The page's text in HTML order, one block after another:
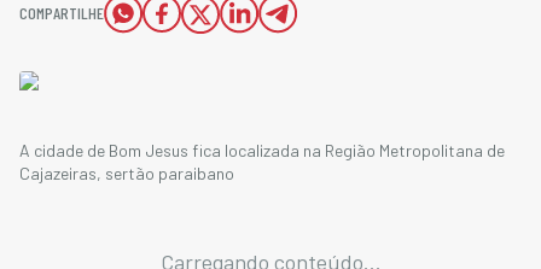
COMPARTILHE
A cidade de Bom Jesus fica localizada na Região Metropolitana de
Cajazeiras, sertão paraibano
Carregando conteúdo...